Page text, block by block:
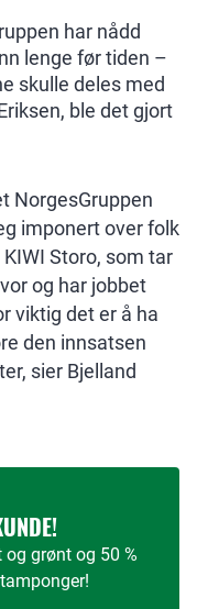
har nådd
lenge før tiden –
skulle deles med
ble det gjort
NorgesGruppen
imponert over folk
Storo, som tar
og har jobbet
viktig det er å ha
den innsatsen
sier Bjelland
grønt og 50 %